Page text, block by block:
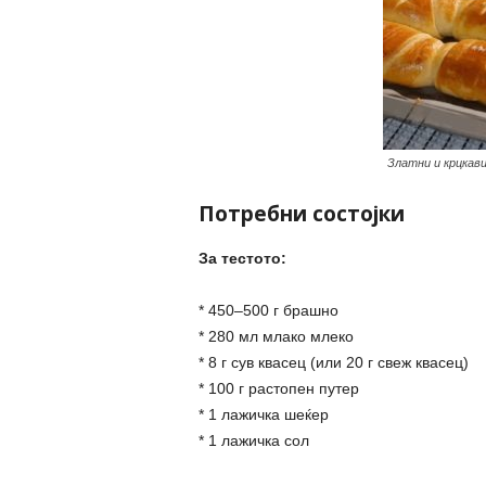
Златни и
Потребни состојки
За тестото:
* 450–500 г брашно
* 280 мл млако млеко
* 8 г сув квасец (или 20 г свеж квасец)
* 100 г растопен путер
* 1 лажичка шеќер
* 1 лажичка сол